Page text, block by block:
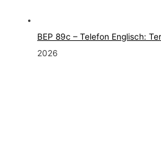
BEP 89c – Telefon Englisch:
2026